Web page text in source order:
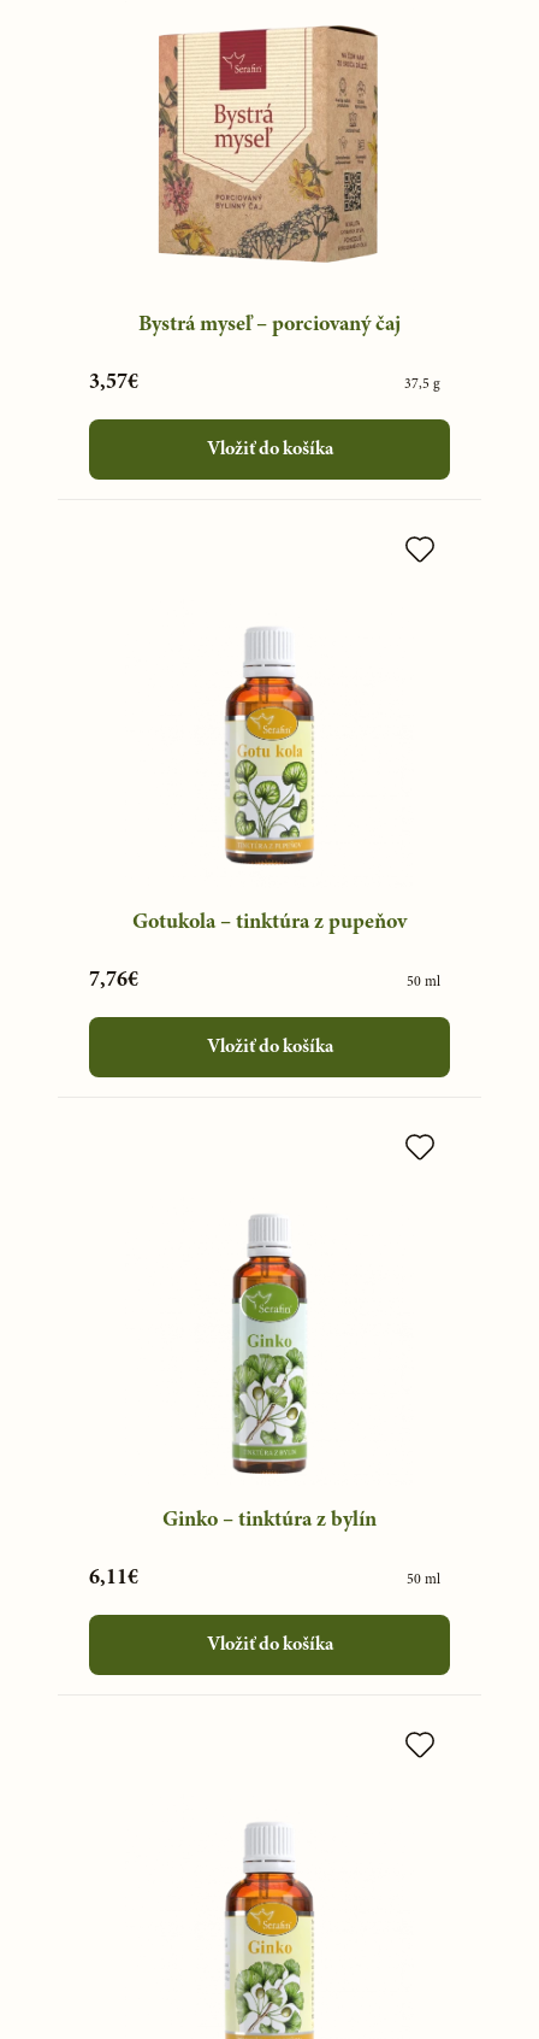
Bystrá myseľ – porciovaný čaj
3,57€ 37,5 g
Vložiť do košíka
Gotukola – tinktúra z pupeňov
7,76€ 50 ml
Vložiť do košíka
Ginko – tinktúra z bylín
6,11€ 50 ml
Vložiť do košíka